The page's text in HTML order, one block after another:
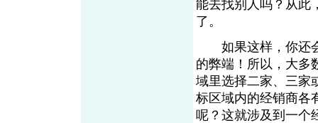
能去找别人吗？从此
了。
如果这样，你还会
的弊端！所以，大多
域里选择二家、三家
标区域内的经销商各
呢？这就涉及到一